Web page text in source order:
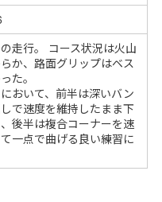
走行。 コース状況は火山
か、路面グリップはベス
た。
おいて、前半は深いバン
で速度を維持したまま下
後半は複合コーナーを速
一点で曲げる良い練習に